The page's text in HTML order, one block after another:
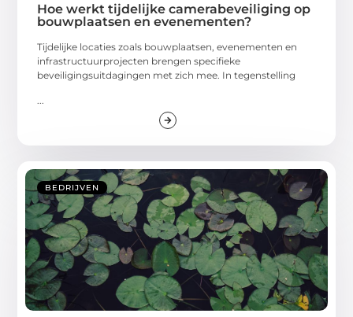
Hoe werkt tijdelijke camerabeveiliging op
bouwplaatsen en evenementen?
Tijdelijke locaties zoals bouwplaatsen, evenementen en
infrastructuurprojecten brengen specifieke
beveiligingsuitdagingen met zich mee. In tegenstelling
BEDRIJVEN